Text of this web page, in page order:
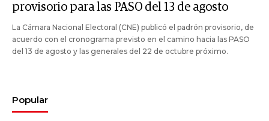
provisorio para las PASO del 13 de agosto
La Cámara Nacional Electoral (CNE) publicó el padrón provisorio, de
acuerdo con el cronograma previsto en el camino hacia las PASO
del 13 de agosto y las generales del 22 de octubre próximo.
Popular